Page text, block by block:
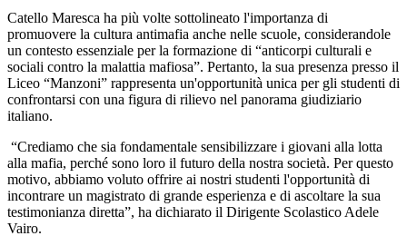
Catello Maresca ha più volte sottolineato l'importanza di
promuovere la cultura antimafia anche nelle scuole, considerandole
un contesto essenziale per la formazione di “anticorpi culturali e
sociali contro la malattia mafiosa”. Pertanto, la sua presenza presso il
Liceo “Manzoni” rappresenta un'opportunità unica per gli studenti di
confrontarsi con una figura di rilievo nel panorama giudiziario
italiano.
“Crediamo che sia fondamentale sensibilizzare i giovani alla lotta
alla mafia, perché sono loro il futuro della nostra società. Per questo
motivo, abbiamo voluto offrire ai nostri studenti l'opportunità di
incontrare un magistrato di grande esperienza e di ascoltare la sua
testimonianza diretta”, ha dichiarato il Dirigente Scolastico Adele
Vairo.